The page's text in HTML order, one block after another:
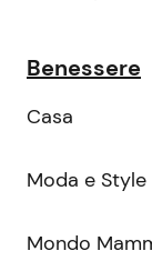
Benessere
Casa
Moda e Style
Mondo